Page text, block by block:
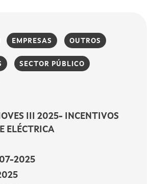
EMPRESAS OUTROS
SECTOR PÚBLICO
III 2025- INCENTIVOS
ELÉCTRICA
2025